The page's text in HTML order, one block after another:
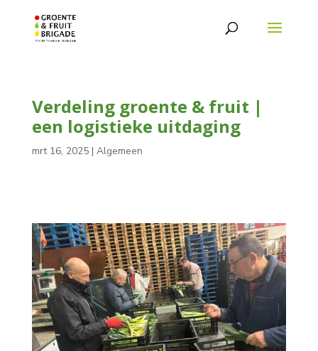
Verdeling groente & fruit |
een logistieke uitdaging
mrt 16, 2025| Algemeen